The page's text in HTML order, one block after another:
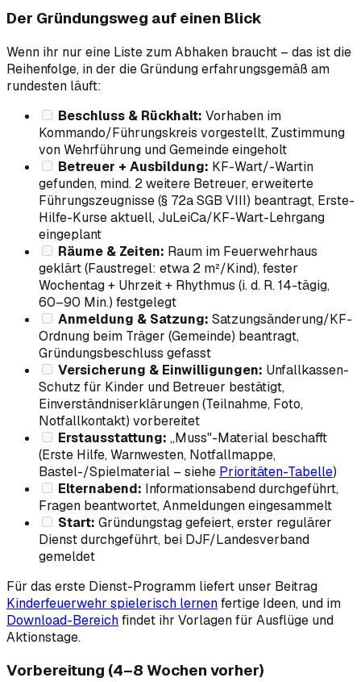
Der Gründungsweg auf einen Blick
Wenn ihr nur eine Liste zum Abhaken braucht – das ist die
Reihenfolge, in der die Gründung erfahrungsgemäß am
rundesten läuft:
Beschluss & Rückhalt: Vorhaben im
Kommando/Führungskreis vorgestellt, Zustimmung
von Wehrführung und Gemeinde eingeholt
Betreuer + Ausbildung: KF-Wart/-Wartin
gefunden, mind. 2 weitere Betreuer, erweiterte
Führungszeugnisse (§ 72a SGB VIII) beantragt, Erste-
Hilfe-Kurse aktuell, JuLeiCa/KF-Wart-Lehrgang
eingeplant
Räume & Zeiten: Raum im Feuerwehrhaus
geklärt (Faustregel: etwa 2 m²/Kind), fester
Wochentag + Uhrzeit + Rhythmus (i. d. R. 14-tägig,
60–90 Min.) festgelegt
Anmeldung & Satzung: Satzungsänderung/KF-
Ordnung beim Träger (Gemeinde) beantragt,
Gründungsbeschluss gefasst
Versicherung & Einwilligungen: Unfallkassen-
Schutz für Kinder und Betreuer bestätigt,
Einverständniserklärungen (Teilnahme, Foto,
Notfallkontakt) vorbereitet
Erstausstattung: „Muss"-Material beschafft
(Erste Hilfe, Warnwesten, Notfallmappe,
Bastel-/Spielmaterial – siehe Prioritäten-Tabelle)
Elternabend: Informationsabend durchgeführt,
Fragen beantwortet, Anmeldungen eingesammelt
Start: Gründungstag gefeiert, erster regulärer
Dienst durchgeführt, bei DJF/Landesverband
gemeldet
Für das erste Dienst-Programm liefert unser Beitrag
Kinderfeuerwehr spielerisch lernenfertige Ideen, und im
Download-Bereichfindet ihr Vorlagen für Ausflüge und
Aktionstage.
Vorbereitung (4–8 Wochen vorher)